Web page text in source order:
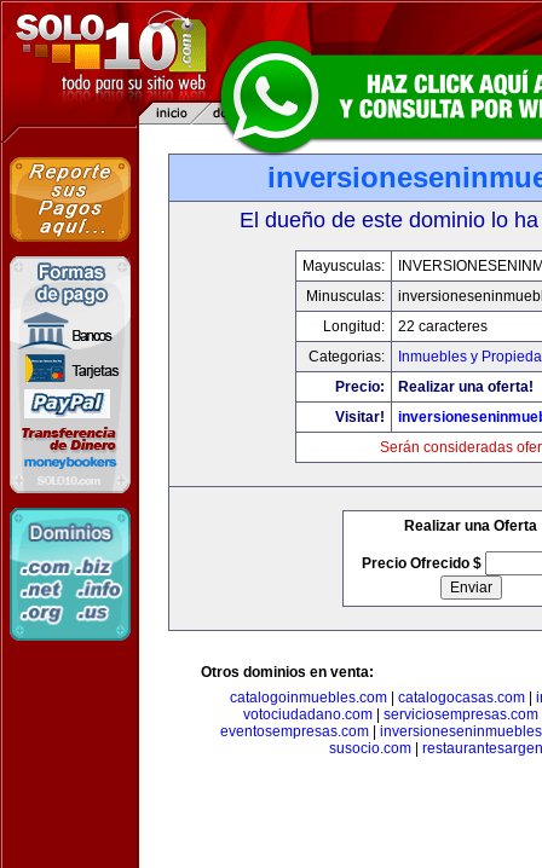
El dueño de este dominio lo
Mayusculas:
Minusculas:
Longitud:
22 caracteres
Categorias:
Inmuebles y
Precio:
Realizar una oferta!
Visitar!
Serán consideradas
Realizar una Oferta
Precio Ofrecido $
Otros dominios en venta:
catalogoinmuebles.com| catalogocasas.com|
votociudadano.com| serviciosempresas.com
eventosempresas.com
susocio.com|